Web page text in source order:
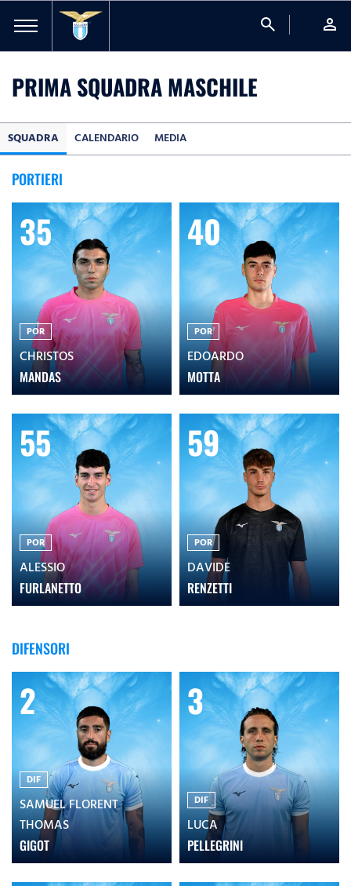
search person
PRIMA SQUADRA MASCHILE
SQUADRA CALENDARIO MEDIA
PORTIERI
35
POR
CHRISTOS
MANDAS
40
POR
EDOARDO
MOTTA
55
POR
ALESSIO
FURLANETTO
59
POR
DAVIDE
RENZETTI
DIFENSORI
2
DIF
SAMUEL FLORENT
THOMAS
GIGOT
3
DIF
LUCA
PELLEGRINI